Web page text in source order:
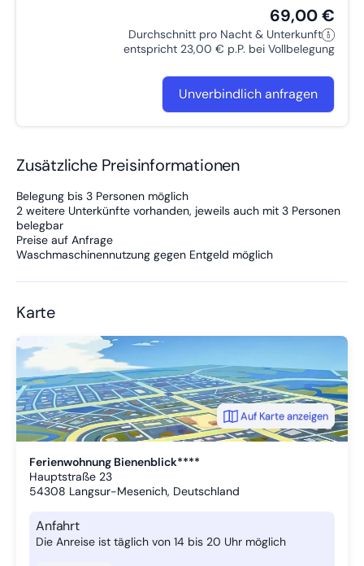
69,00 €
Durchschnitt pro Nacht & Unterkunft
entspricht 23,00 € p.P. bei Vollbelegung
Unverbindlich anfragen
Zusätzliche Preisinformationen
Belegung bis 3 Personen möglich
2 weitere Unterkünfte vorhanden, jeweils auch mit 3 Personen
belegbar
Preise auf Anfrage
Waschmaschinennutzung gegen Entgeld möglich
Karte
Ferienwohnung Bienenblick****
Hauptstraße 23
54308 Langsur-Mesenich, Deutschland
Anfahrt
Die Anreise ist täglich von 14 bis 20 Uhr möglich
Auf Karte anzeigen